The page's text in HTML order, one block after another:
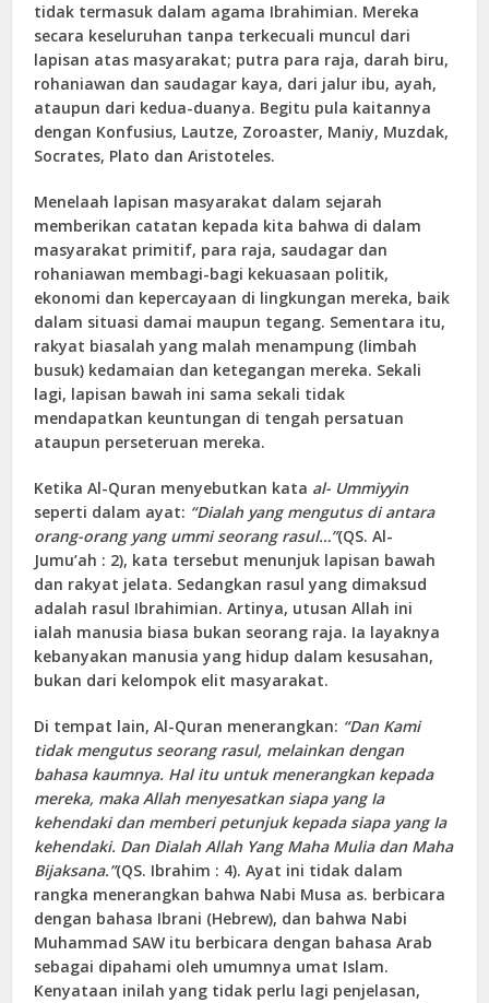
tidak termasuk dalam agama Ibrahimian. Mereka
secara keseluruhan tanpa terkecuali muncul dari
lapisan atas masyarakat; putra para raja, darah biru,
rohaniawan dan saudagar kaya, dari jalur ibu, ayah,
ataupun dari kedua-duanya. Begitu pula kaitannya
dengan Konfusius, Lautze, Zoroaster, Maniy, Muzdak,
Socrates, Plato dan Aristoteles.
Menelaah lapisan masyarakat dalam sejarah
memberikan catatan kepada kita bahwa di dalam
masyarakat primitif, para raja, saudagar dan
rohaniawan membagi-bagi kekuasaan politik,
ekonomi dan kepercayaan di lingkungan mereka, baik
dalam situasi damai maupun tegang. Sementara itu,
rakyat biasalah yang malah menampung (limbah
busuk) kedamaian dan ketegangan mereka. Sekali
lagi, lapisan bawah ini sama sekali tidak
mendapatkan keuntungan di tengah persatuan
ataupun perseteruan mereka.
Ketika Al-Quran menyebutkan kata al- Ummiyyin
seperti dalam ayat: “Dialah yang mengutus di antara
orang-orang yang ummi seorang rasul…”(QS. Al-
Jumu’ah : 2), kata tersebut menunjuk lapisan bawah
dan rakyat jelata. Sedangkan rasul yang dimaksud
adalah rasul Ibrahimian. Artinya, utusan Allah ini
ialah manusia biasa bukan seorang raja. Ia layaknya
kebanyakan manusia yang hidup dalam kesusahan,
bukan dari kelompok elit masyarakat.
Di tempat lain, Al-Quran menerangkan: “Dan Kami
tidak mengutus seorang rasul, melainkan dengan
bahasa kaumnya. Hal itu untuk menerangkan kepada
mereka, maka Allah menyesatkan siapa yang Ia
kehendaki dan memberi petunjuk kepada siapa yang Ia
kehendaki. Dan Dialah Allah Yang Maha Mulia dan Maha
Bijaksana.”(QS. Ibrahim : 4). Ayat ini tidak dalam
rangka menerangkan bahwa Nabi Musa as. berbicara
dengan bahasa Ibrani (Hebrew), dan bahwa Nabi
Muhammad SAW itu berbicara dengan bahasa Arab
sebagai dipahami oleh umumnya umat Islam.
Kenyataan inilah yang tidak perlu lagi penjelasan,